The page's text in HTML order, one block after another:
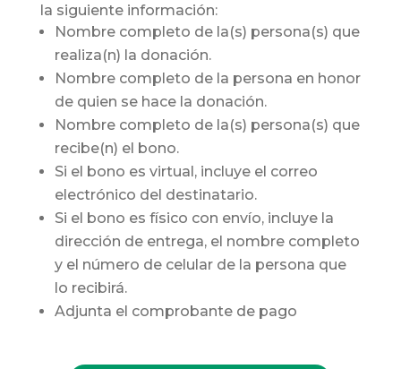
la siguiente información:
Nombre completo de la(s) persona(s) que
realiza(n) la donación.
Nombre completo de la persona en honor
de quien se hace la donación.
Nombre completo de la(s) persona(s) que
recibe(n) el bono.
Si el bono es virtual, incluye el correo
electrónico del destinatario.
Si el bono es físico con envío, incluye la
dirección de entrega, el nombre completo
y el número de celular de la persona que
lo recibirá.
Adjunta el comprobante de pago